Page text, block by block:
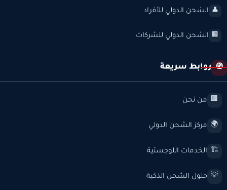
👤 الشحن الدولي للأفراد
🏢 الشحن الدولي للشركات
🧭 روابط سريعة
🏢 من نحن
🌍 مركز الشحن الدولي
🏗️ الخدمات اللوجستية
💡 حلول الشحن الذكية